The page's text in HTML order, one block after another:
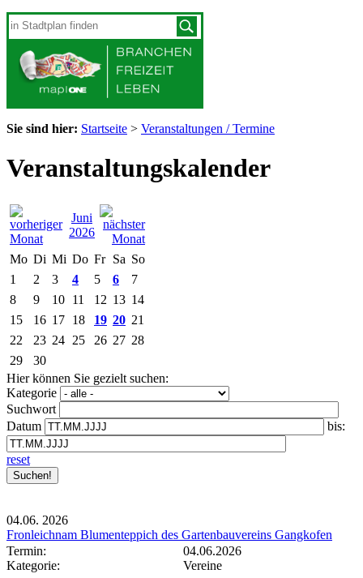
Sie sind hier: Startseite > Veranstaltungen / Termine
Veranstaltungskalender
Juni
2026
Mo Di Mi Do Fr Sa So
1
2 3 4 5 6
7
8
9 10 11 12 13 14
15
16 17 18 19 20 21
22
23 24 25 26 27 28
29
30
Hier können Sie gezielt suchen:
Kategorie
Suchwort
Datum
bis:
reset
04.06. 2026
Fronleichnam Blumenteppich des Gartenbauvereins Gangkofen
Termin:
04.06.2026
Kategorie:
Vereine